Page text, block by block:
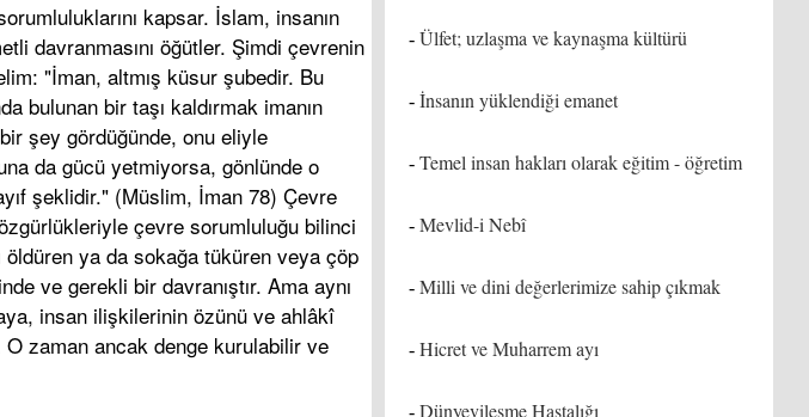
kapsar. İslam, insanın
davranmasını öğütler. Şimdi çevrenin
"İman, altmış küsur şubedir. Bu
bulunan bir taşı kaldırmak imanın
şey gördüğünde, onu eliyle
da gücü yetmiyorsa, gönlünde o
şeklidir." (Müslim, İman 78) Çevre
çevre sorumluluğu bilinci
öldüren ya da sokağa tüküren veya çöp
ve gerekli bir davranıştır. Ama aynı
insan ilişkilerinin özünü ve ahlâkî
zaman ancak denge kurulabilir ve
- Ülfet; uzlaşma ve kaynaşma kültürü
- İnsanın yüklendiği emanet
- Temel insan hakları olarak eğitim - öğretim
- Mevlid-i Nebî
- Milli ve dini değerlerimize sahip çıkmak
- Hicret ve Muharrem ayı
- Dünyevileşme Hastalığı